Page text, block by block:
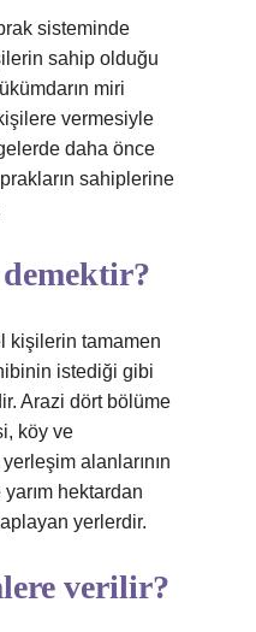
sisteminde
sahip olduğu
miri
kişilere vermesiyle
daha önce
sahiplerine
kişilerin tamamen
istediği gibi
Arazi dört bölüme
köy ve
alanlarının
yarım hektardan
yerlerdir.
verilir?